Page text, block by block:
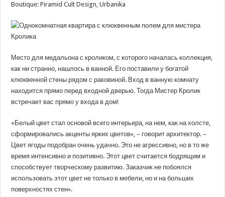
Boutique: Piramid Cult Design, Urbanika
Место для медальона с кроликом, с которого началась коллекция,
как ни странно, нашлось в ванной. Его поставили у богатой
клюквенной стены рядом с раковиной. Вход в ванную комнату
находится прямо перед входной дверью. Тогда Мистер Кролик
встречает вас прямо у входа в дом!
«Белый цвет стал основой всего интерьера, на нем, как на холсте,
сформировались акценты ярких цветов», – говорит архитектор. –
Цвет ягоды подобран очень удачно. Это не агрессивно, но в то же
время интенсивно и позитивно. Этот цвет считается бодрящим и
способствует творческому развитию. Заказчик не побоялся
использовать этот цвет не только в мебели, но и на больших
поверхностях стен».